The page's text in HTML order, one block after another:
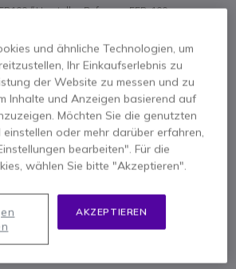
// Hersteller-Referenz: EEP-100
€ Inkl. MwSt.
IN DEN WARENKORB
IN 4 STUNDEN
ANFRAGEN
und ähnliche Technologien, um
Ihr Einkaufserlebnis zu
der Website zu messen und zu
Inhalte und Anzeigen basierend auf
Möchten Sie die genutzten
einstellen oder mehr darüber erfahren,
bearbeiten". Für die
wählen Sie bitte "Akzeptieren".
AKZEPTIEREN